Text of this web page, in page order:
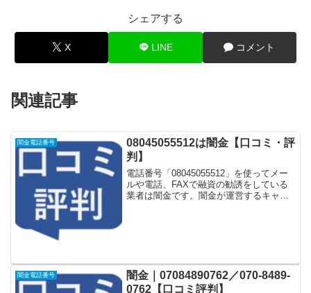
シェアする
X LINE コメント
関連記事
闇金電話番号
08045055512は闇金【口コミ・評
判】
電話番号「08045055512」を使ってメー
ルや電話、FAXで融資の勧誘をしている
業者は闇金です。闇金が運営するキャッ
闇金電話番号
闇金｜07084890762／070-8489-
0762【口コミ評判】